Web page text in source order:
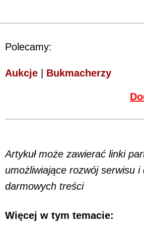
Polecamy:
Aukcje Bukmacherzy
Artykuł może zawierać linki
umożliwiające rozwój serwisu i
darmowych treści
Więcej w tym temacie: